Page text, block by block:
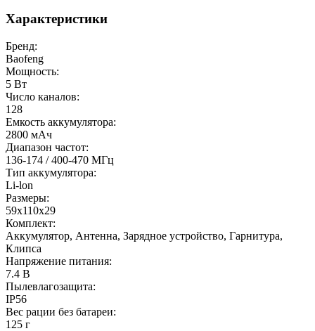
Характеристики
Бренд:
Baofeng
Мощность:
5 Вт
Число каналов:
128
Емкость аккумулятора:
2800 мАч
Диапазон частот:
136-174 / 400-470 МГц
Тип аккумулятора:
Li-lon
Размеры:
59x110x29
Комплект:
Аккумулятор, Антенна, Зарядное устройство, Гарнитура,
Клипса
Напряжение питания:
7.4 В
Пылевлагозащита:
IP56
Вес рации без батареи:
125 г